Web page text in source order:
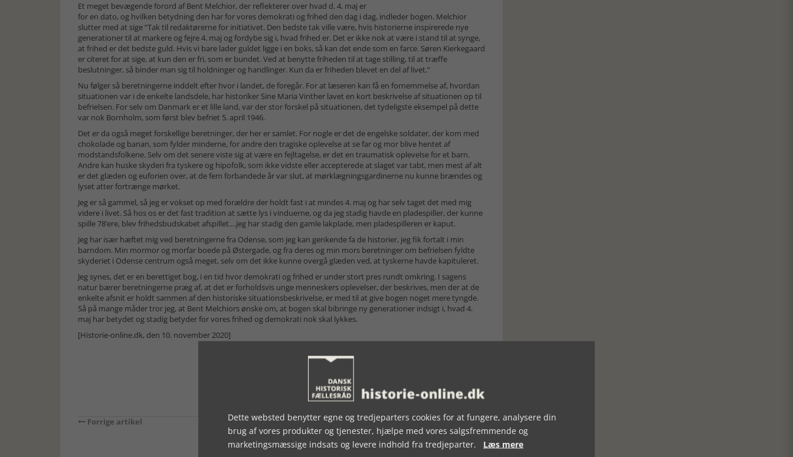
Et meget bevægende forord af Bent Melchior, der reflekterer over hvad d. 4. maj er
for en dato, og hvilken betydning den har for vores demokrati og frihed den dag i dag, indleder bogen. Melchior
slutter med at sige “Tak til redaktørerne for initiativet. Den bedste tak ville være, hvis historierne inspirerede nye
generationer til at markere og fejre 4. maj og fordybe sig i, hvad frihed er. Det er ikke nok at være i stand til at synge,
at frihed er det bedste guld. Hvis vi bare lader guldet ligge i en boks, så kan det ende som en farce. Søren Kierkegaard
er citeret for at sige, at kun den er fri, som er bundet. Ved at benytte friheden til at tage stilling, til at træffe
beslutninger, så binder man sig til holdninger og handlinger. Kun da er friheden blevet en del af livet.”
Nu følger så beretningerne inddelt efter hvor i landet, de foregår. For at læseren kan få en fornemmelse af, hvordan
situationen var i de enkelte landsdele, har historiker Sine Maria Vinther lavet en kort beskrivelse af situationen op til
befrielsen. For selv om Danmark er et lille land, var der stor forskel på situationen, det tydeligste eksempel på dette
var nok Bornholm, som først blev befriet 5. april 1946.
Det er da også meget forskellige beretninger, der her er samlet. For nogle er det de engelske soldater, der kom med
chokolade og banan, som fylder minderne, for andre den tragiske oplevelse at se far og mor blive hentet af
modstandsfolkene. Selv om det senere viste sig at være en fejltagelse, er det en traumatisk oplevelse for et barn.
Andre kan huske skyderi fra tyskere og hipofolk, som ikke vidste eller accepterede at slaget var tabt, men mest af alt
er det glæden og euforien over, at de fem forbandede år var slut, at mørklægningsgardinerne nu kunne brændes og
lyset atter fortrænge mørket.
Jeg er så gammel, så jeg er vokset op med forældre der holdt fast i at mindes 4. maj og har selv taget det med mig
videre i livet. Så hos os er det fast tradition at sætte lys i vinduerne, og da jeg stadig havde en pladespiller, der kunne
spille 78’ere, blev frihedsbudskabet afspillet....jeg har stadig den gamle lakplade, men pladespilleren er kaput.
Jeg har især hæftet mig ved beretningerne fra Odense, som jeg kan genkende fa de historier, jeg fik fortalt i min
barndom. Min mormor og morfar boede på Østergade, og fra deres og min mors beretninger om befrielsen fyldte
skyderiet i Odense centrum også meget, selv om det ikke kunne overgå glæden ved, at tyskerne havde kapituleret.
Jeg synes, det er en berettiget bog, i en tid hvor demokrati og frihed er under stort pres rundt omkring. I sagens
natur bærer beretningerne præg af, at det er forholdsvis unge menneskers oplevelser, der beskrives, men der at de
enkelte afsnit er holdt sammen af den historiske situationsbeskrivelse, er med til at give bogen noget mere tyngde.
Så på mange måder tror jeg, at Bent Melchiors ønske om, at bogen skal bibringe ny generationer indsigt i, hvad 4.
maj har betydet og stadig betyder for vores frihed og demokrati nok skal lykkes.
[Historie-online.dk, den 10. november 2020]
Forrige artikel
Dette websted benytter egne og tredjeparters cookies for at fungere, analysere din
brug af vores produkter og tjenester, hjælpe med vores salgsfremmende og
marketingsmæssige indsats og levere indhold fra tredjeparter. Læs mere